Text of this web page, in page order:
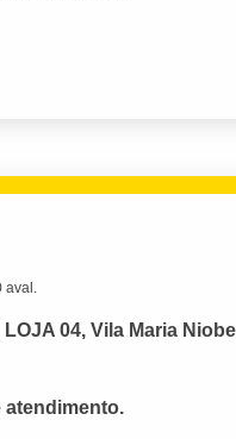
aval.
04, Vila Maria
atendimento.